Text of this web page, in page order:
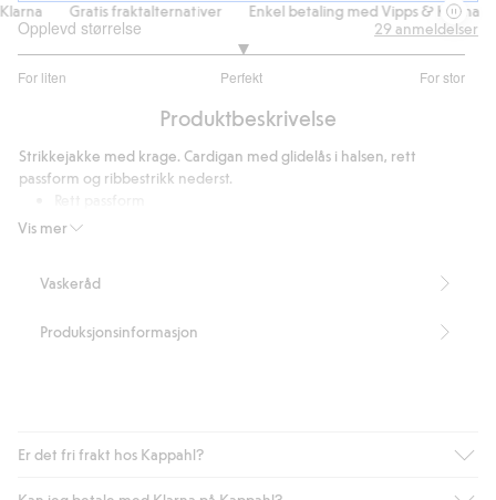
Gratis fraktalternativer Enkel betaling med Vipps & Klarna
Opplevd størrelse
For liten Perfekt For stor
av
21
stemmer
29 anmeldelser
Produktbeskrivelse
Vis mer
Strikkejakke med krage. Cardigan med glidelås i halsen, rett
passform og ribbestrikk nederst.
Lengde 72 cm i størrelse M
Vaskeråd
Produksjonsinformasjon
Er det fri frakt hos Kappahl?